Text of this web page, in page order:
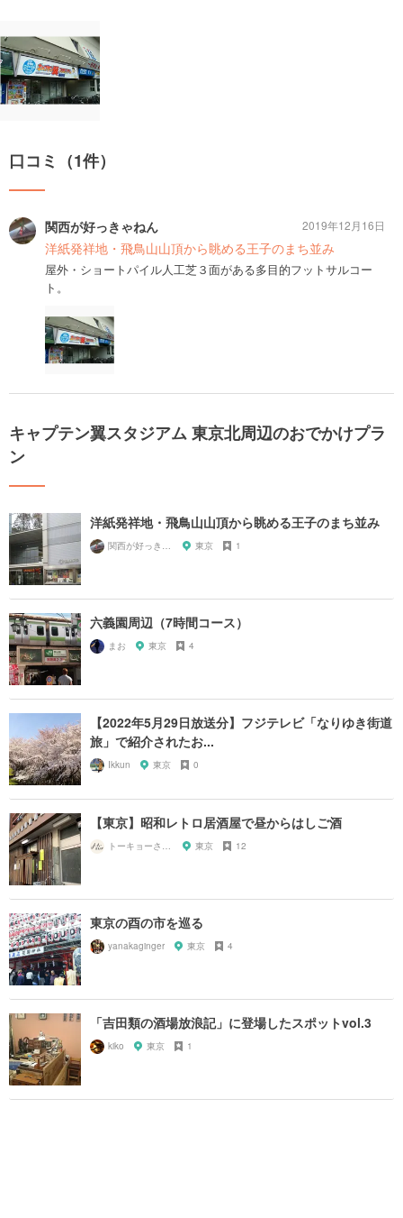
口コミ（1件）
関西が好っきゃねん
洋紙発祥地・飛鳥山山頂から眺める王子のまち並み
屋外・ショートパイル人工芝３面がある多目的フットサルコー
ト。
2019年12月16日
キャプテン翼スタジアム 東京北周辺のおでかけプラ
ン
洋紙発祥地・飛鳥山山頂から眺める王子のまち並み
関西が好っきゃねん 東京 1
六義園周辺（7時間コース）
まお 東京 4
【2022年5月29日放送分】フジテレビ「なりゆき街道
旅」で紹介されたお...
Ikkun 東京 0
【東京】昭和レトロ居酒屋で昼からはしご酒
トーキョーさんぽ 東京 12
東京の酉の市を巡る
yanakaginger 東京 4
「吉田類の酒場放浪記」に登場したスポットvol.3
kiko 東京 1